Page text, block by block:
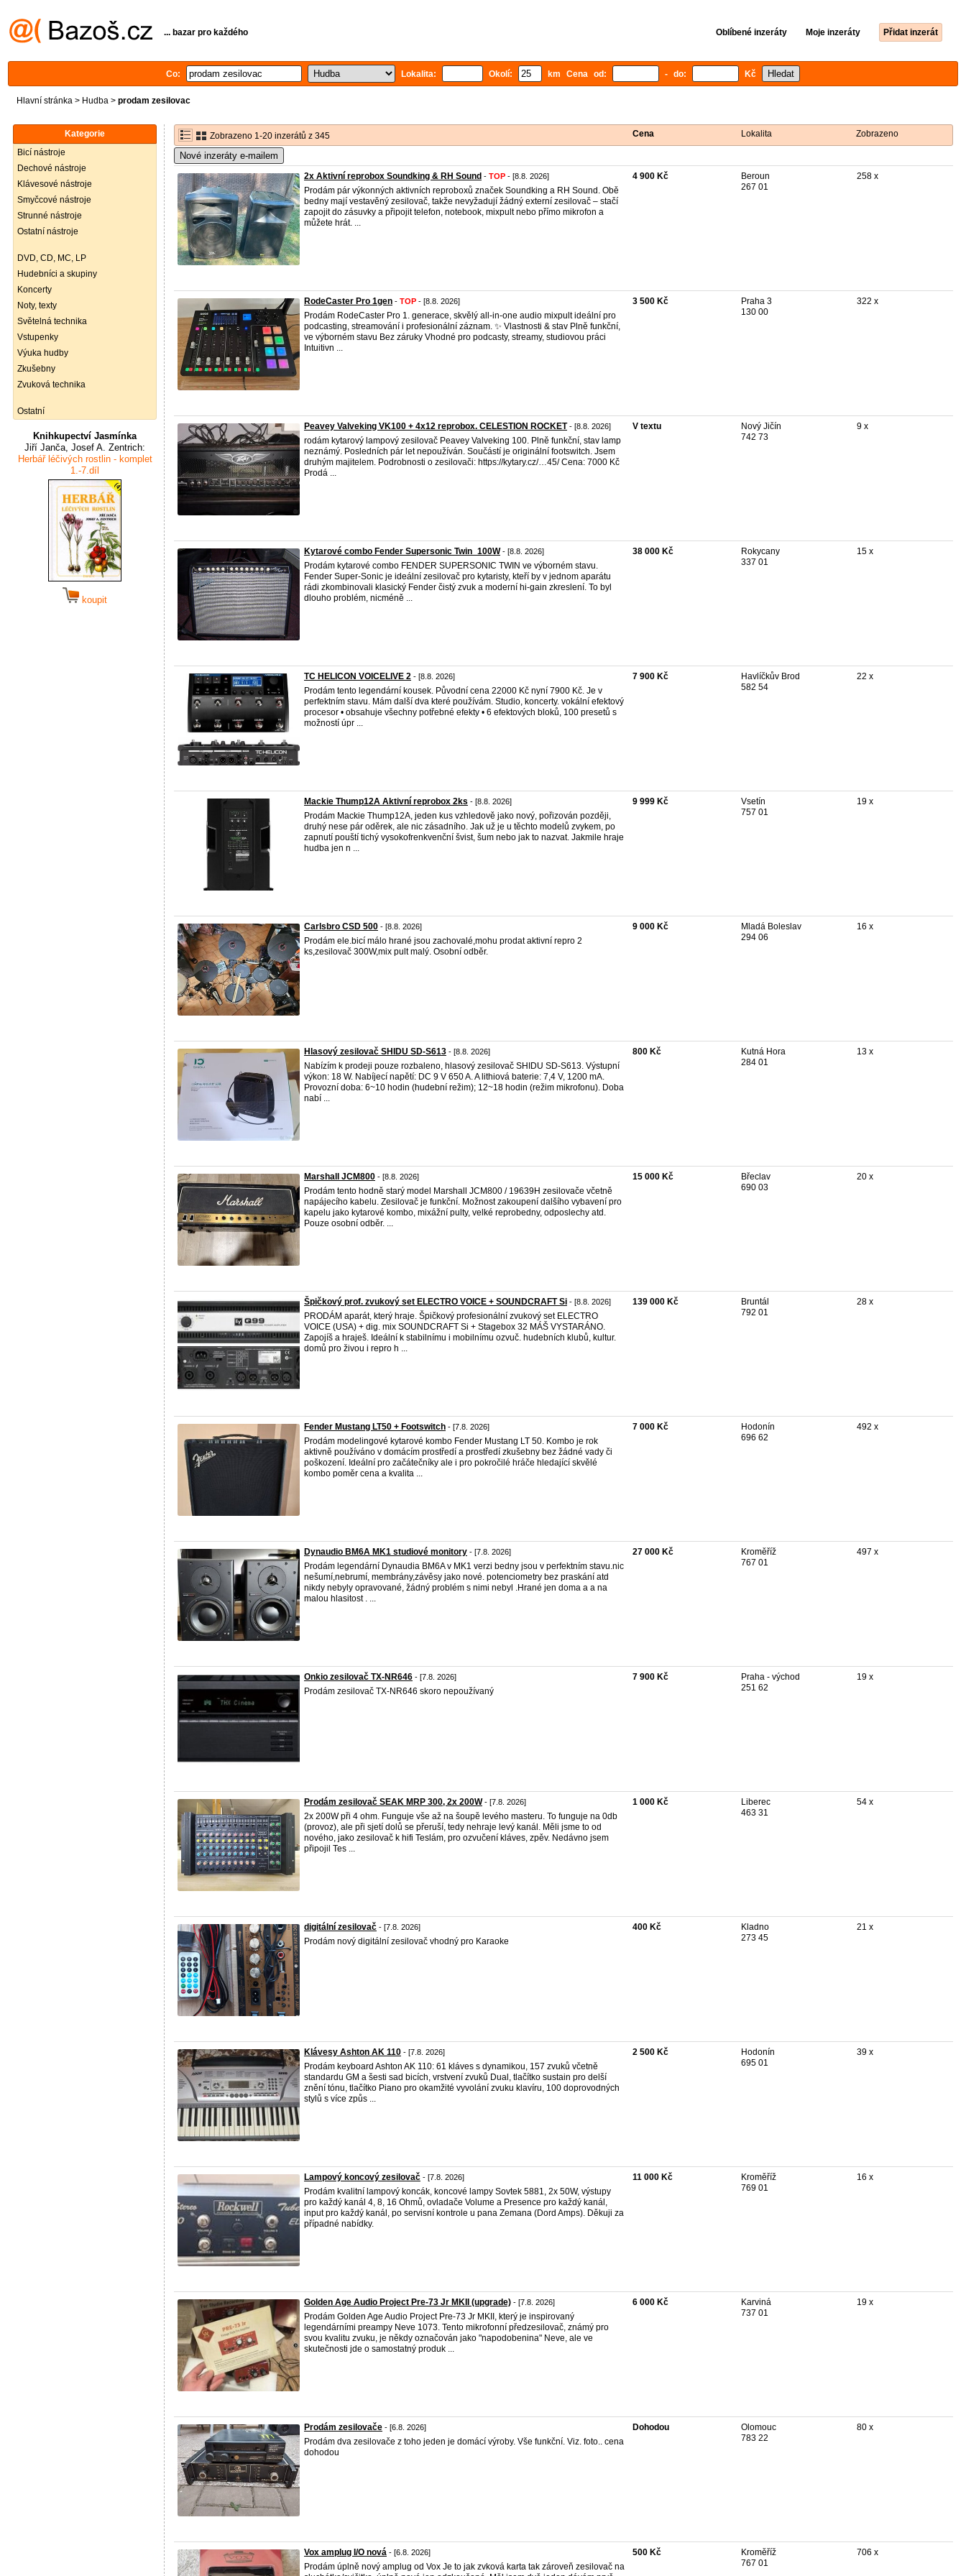
... bazar pro každého Oblíbené inzeráty Moje inzeráty Přidat inzerát
Co: Lokalita: Okolí: km Cena od: - do: Kč
Hlavní stránka > Hudba > prodam zesilovac
Kategorie
Bicí nástroje
Dechové nástroje
Klávesové nástroje
Smyčcové nástroje
Strunné nástroje
Ostatní nástroje
DVD, CD, MC, LP
Hudebníci a skupiny
Koncerty
Noty, texty
Světelná technika
Vstupenky
Výuka hudby
Zkušebny
Zvuková technika
Ostatní
Knihkupectví Jasmínka
Jiří Janča, Josef A. Zentrich:
Herbář léčivých rostlin - komplet
1.-7.díl
koupit
Zobrazeno 1-20 inzerátů z 345 Cena Lokalita Zobrazeno
Nové inzeráty e-mailem
2x Aktivní reprobox Soundking & RH Sound - TOP - [8.8. 2026]
​Prodám pár výkonných aktivních reproboxů značek Soundking a RH Sound. Obě
bedny mají vestavěný zesilovač, takže nevyžadují žádný externí zesilovač – stačí
zapojit do zásuvky a připojit telefon, notebook, mixpult nebo přímo mikrofon a
můžete hrát. ​ ...
4 900 Kč
Beroun
267 01
258 x
RodeCaster Pro 1gen - TOP - [8.8. 2026]
Prodám RodeCaster Pro 1. generace, skvělý all‑in‑one audio mixpult ideální pro
podcasting, streamování i profesionální záznam. ✨ Vlastnosti & stav Plně funkční,
ve výborném stavu Bez záruky Vhodné pro podcasty, streamy, studiovou práci
Intuitivn ...
3 500 Kč
Praha 3
130 00
322 x
Peavey Valveking VK100 + 4x12 reprobox. CELESTION ROCKET- [8.8. 2026]
rodám kytarový lampový zesilovač Peavey Valveking 100. Plně funkční, stav lamp
neznámý. Posledních pár let nepoužíván. Součástí je originální footswitch. Jsem
druhým majitelem. Podrobnosti o zesilovači: https://kytary.cz/…45/ Cena: 7000 Kč
Prodá ...
V textu
Nový Jičín
742 73
9 x
Kytarové combo Fender Supersonic Twin_100W- [8.8. 2026]
Prodám kytarové combo FENDER SUPERSONIC TWIN ve výborném stavu.
Fender Super-Sonic je ideální zesilovač pro kytaristy, kteří by v jednom aparátu
rádi zkombinovali klasický Fender čistý zvuk a moderní hi-gain zkreslení. To byl
dlouho problém, nicméně ...
38 000 Kč
Rokycany
337 01
15 x
TC HELICON VOICELIVE 2 - [8.8. 2026]
Prodám tento legendární kousek. Původní cena 22000 Kč nyní 7900 Kč. Je v
perfektním stavu. Mám další dva které používám. Studio, koncerty. vokální efektový
procesor • obsahuje všechny potřebné efekty • 6 efektových bloků, 100 presetů s
možností úpr ...
7 900 Kč
Havlíčkův Brod
582 54
22 x
Mackie Thump12A Aktivní reprobox 2ks - [8.8. 2026]
Prodám Mackie Thump12A, jeden kus vzhledově jako nový, pořizován později,
druhý nese pár oděrek, ale nic zásadního. Jak už je u těchto modelů zvykem, po
zapnutí pouští tichý vysokofrenkvenční švist, šum nebo jak to nazvat. Jakmile hraje
hudba jen n ...
9 999 Kč
Vsetín
757 01
19 x
Carlsbro CSD 500 - [8.8. 2026]
Prodám ele.bicí málo hrané jsou zachovalé,mohu prodat aktivní repro 2
ks,zesilovač 300W,mix pult malý. Osobní odběr.
9 000 Kč
Mladá Boleslav
294 06
16 x
Hlasový zesilovač SHIDU SD-S613 - [8.8. 2026]
Nabízím k prodeji pouze rozbaleno, hlasový zesilovač SHIDU SD-S613. Výstupní
výkon: 18 W. Nabíjecí napětí: DC 9 V 650 A. A lithiová baterie: 7,4 V, 1200 mA.
Provozní doba: 6~10 hodin (hudební režim); 12~18 hodin (režim mikrofonu). Doba
nabí ...
800 Kč
Kutná Hora
284 01
13 x
Marshall JCM800 - [8.8. 2026]
Prodám tento hodně starý model Marshall JCM800 / 19639H zesilovače včetně
napájecího kabelu. Zesilovač je funkční. Možnost zakoupení dalšího vybavení pro
kapelu jako kytarové kombo, mixážní pulty, velké reprobedny, odposlechy atd.
Pouze osobní odběr. ...
15 000 Kč
Břeclav
690 03
20 x
Špičkový prof. zvukový set ELECTRO VOICE + SOUNDCRAFT Si - [8.8. 2026]
PRODÁM aparát, který hraje. Špičkový profesionální zvukový set ELECTRO
VOICE (USA) + dig. mix SOUNDCRAFT Si + Stagebox 32 MÁŠ VYSTARÁNO.
Zapojíš a hraješ. Ideální k stabilnímu i mobilnímu ozvuč. hudebních klubů, kultur.
domů pro živou i repro h ...
139 000 Kč
Bruntál
792 01
28 x
Fender Mustang LT50 + Footswitch - [7.8. 2026]
Prodám modelingové kytarové kombo Fender Mustang LT 50. Kombo je rok
aktivně používáno v domácím prostředí a prostředí zkušebny bez žádné vady či
poškození. Ideální pro začátečníky ale i pro pokročilé hráče hledající skvělé
kombo poměr cena a kvalita ...
7 000 Kč
Hodonín
696 62
492 x
Dynaudio BM6A MK1 studiové monitory - [7.8. 2026]
Prodám legendární Dynaudia BM6A v MK1 verzi bedny jsou v perfektním stavu.nic
nešumí,nebrumí, membrány,závěsy jako nové. potenciometry bez praskání atd
nikdy nebyly opravované, žádný problém s nimi nebyl .Hrané jen doma a a na
malou hlasitost . ...
27 000 Kč
Kroměříž
767 01
497 x
Onkio zesilovač TX-NR646 - [7.8. 2026]
Prodám zesilovač TX-NR646 skoro nepoužívaný
7 900 Kč
Praha - východ
251 62
19 x
Prodám zesilovač SEAK MRP 300, 2x 200W- [7.8. 2026]
2x 200W při 4 ohm. Funguje vše až na šoupě levého masteru. To funguje na 0db
(provoz), ale při sjetí dolů se přeruší, tedy nehraje levý kanál. Měli jsme to od
nového, jako zesilovač k hifi Teslám, pro ozvučení kláves, zpěv. Nedávno jsem
připojil Tes ...
1 000 Kč
Liberec
463 31
54 x
digitální zesilovač - [7.8. 2026]
Prodám nový digitální zesilovač vhodný pro Karaoke
400 Kč
Kladno
273 45
21 x
Klávesy Ashton AK 110 - [7.8. 2026]
Prodám keyboard Ashton AK 110: 61 kláves s dynamikou, 157 zvuků včetně
standardu GM a šesti sad bicích, vrstvení zvuků Dual, tlačítko sustain pro delší
znění tónu, tlačítko Piano pro okamžité vyvolání zvuku klavíru, 100 doprovodných
stylů s více způs ...
2 500 Kč
Hodonín
695 01
39 x
Lampový koncový zesilovač - [7.8. 2026]
Prodám kvalitní lampový koncák, koncové lampy Sovtek 5881, 2x 50W, výstupy
pro každý kanál 4, 8, 16 Ohmů, ovladače Volume a Presence pro každý kanál,
input pro každý kanál, po servisní kontrole u pana Zemana (Dord Amps). Děkuji za
případné nabídky.
11 000 Kč
Kroměříž
769 01
16 x
Golden Age Audio Project Pre-73 Jr MKII (upgrade) - [7.8. 2026]
Prodám Golden Age Audio Project Pre-73 Jr MKII, který je inspirovaný
legendárními preampy Neve 1073. Tento mikrofonní předzesilovač, známý pro
svou kvalitu zvuku, je někdy označován jako "napodobenina" Neve, ale ve
skutečnosti jde o samostatný produk ...
6 000 Kč
Karviná
737 01
19 x
Prodám zesilovače - [6.8. 2026]
Prodám dva zesilovače z toho jeden je domácí výroby. Vše funkční. Viz. foto.. cena
dohodou
Dohodou
Olomouc
783 22
80 x
Vox amplug I/O nová - [6.8. 2026]
Prodám úplně nový amplug od Vox Je to jak zvková karta tak zároveň zesilovač na
500 Kč
Kroměříž
767 01
706 x